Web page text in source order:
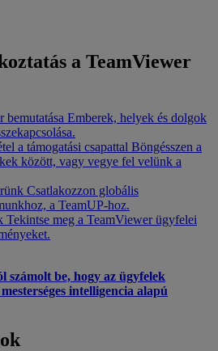
a TeamViewer
bemutatása Emberek, helyek és dolgok
a támogatási csapattal Böngésszen a
között, vagy vegye fel velünk a
Csatlakozzon globális
a TeamUP-hoz.
Tekintse meg a TeamViewer ügyfelei
számolt be, hogy az ügyfelek
intelligencia alapú